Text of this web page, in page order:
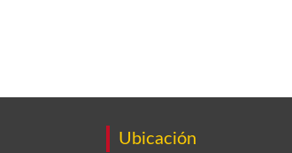
Ubicación